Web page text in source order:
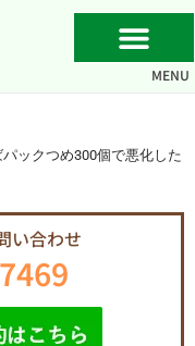
MENU
ックつめ300個で悪化した
い合わせ